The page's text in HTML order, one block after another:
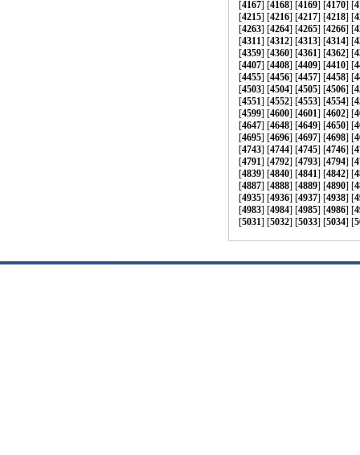
[4167] [4168] [4169] [4170] [
[4215] [4216] [4217] [4218] [
[4263] [4264] [4265] [4266] [
[4311] [4312] [4313] [4314] [
[4359] [4360] [4361] [4362] [
[4407] [4408] [4409] [4410] [
[4455] [4456] [4457] [4458] [
[4503] [4504] [4505] [4506] [
[4551] [4552] [4553] [4554] [
[4599] [4600] [4601] [4602] [
[4647] [4648] [4649] [4650] [
[4695] [4696] [4697] [4698] [
[4743] [4744] [4745] [4746] [
[4791] [4792] [4793] [4794] [
[4839] [4840] [4841] [4842] [
[4887] [4888] [4889] [4890] [
[4935] [4936] [4937] [4938] [
[4983] [4984] [4985] [4986] [
[5031] [5032] [5033] [5034] [